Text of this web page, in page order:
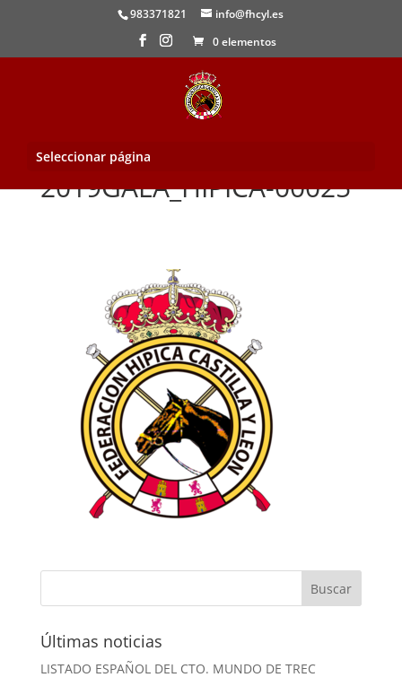
983371821
info@fhcyl.es
0 elementos
Seleccionar página
2019GALA_HIPICA-00025
Últimas noticias
LISTADO ESPAÑOL DEL CTO. MUNDO DE TREC